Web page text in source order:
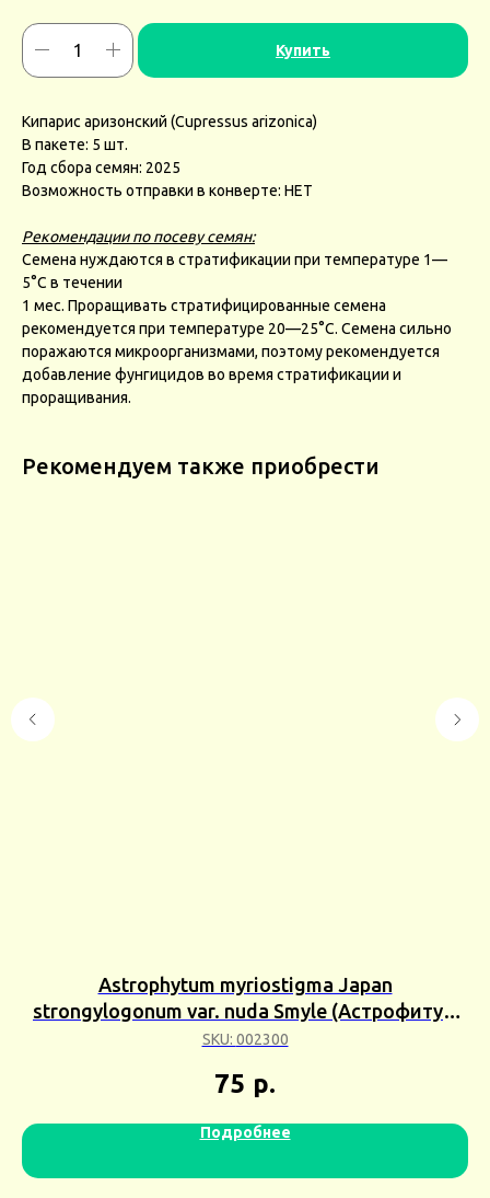
Купить
Кипарис аризонский (Cupressus arizonica)
В пакете: 5 шт.
Год сбора семян: 2025
Возможность отправки в конверте: НЕТ
Рекомендации по посеву семян:
Семена нуждаются в стратификации при температуре 1—
5°С в течении
1 мес. Проращивать стратифицированные семена
рекомендуется при температуре 20—25°С. Семена сильно
поражаются микроорганизмами, поэтому рекомендуется
добавление фунгицидов во время стратификации и
проращивания.
Рекомендуем также приобрести
Astrophytum myriostigma Japan
strongylogonum var. nuda Smyle (Астрофитум
мириостигма стронгилогонум нудум Смайл)
SKU: 002300
75 р.
Подробнее